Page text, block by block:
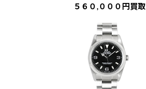
５６０,０００円買取